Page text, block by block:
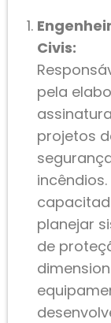
Civis:
pela
projetos
incêndios.
planejar
de